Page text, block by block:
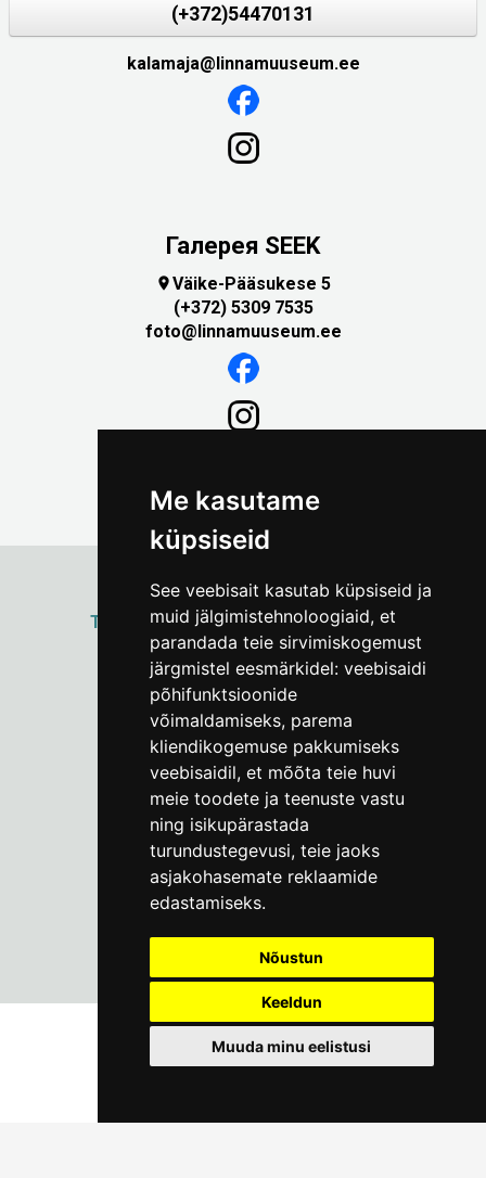
Me kasutame
küpsiseid
See veebisait kasutab küpsiseid ja
muid jälgimistehnoloogiaid, et
parandada teie sirvimiskogemust
järgmistel eesmärkidel: veebisaidi
põhifunktsioonide
võimaldamiseks, parema
kliendikogemuse pakkumiseks
veebisaidil, et mõõta teie huvi
meie toodete ja teenuste vastu
ning isikupärastada
turundustegevusi, teie jaoks
asjakohasemate reklaamide
edastamiseks.
Nõustun
Keeldun
Muuda minu eelistusi
(+372)54470131
kalamaja@linnamuuseum.ee
Галерея SEEK
Väike-Pääsukese 5
(+372) 5309 7535
foto@linnamuuseum.ee
ТАЛЛИННСКИЙГОРОДСКОЙ МУЗЕЙ
Vene 17
Пн–Пт 9–17:(+372) 610 4178
info@linnamuuseum.ee